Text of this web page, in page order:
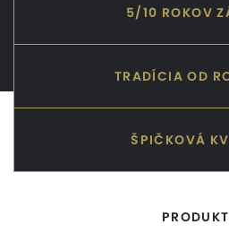
5/10 ROKOV
TRADÍCIA OD
ŠPIČKOVÁ